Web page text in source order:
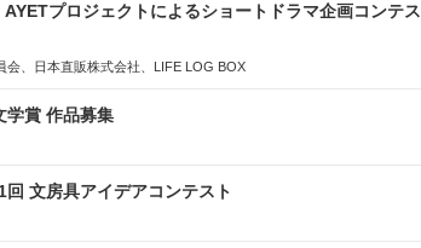
AYETプロジェクトによるショートドラマ企画コンテス
会、日本直販株式会社、LIFE LOG BOX
学賞 作品募集
文房具アイデアコンテスト